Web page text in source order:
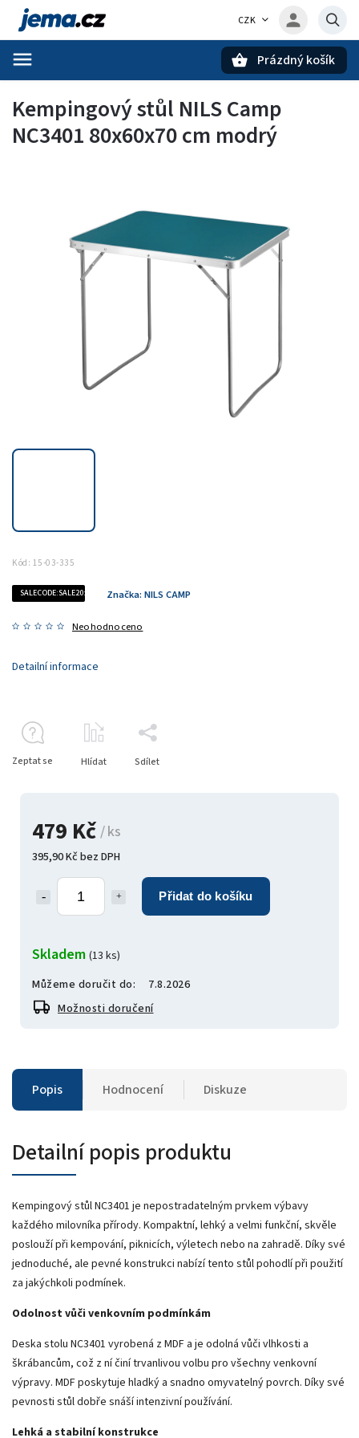
CZK
Prázdný košík
Kempingový stůl NILS Camp
NC3401 80x60x70 cm modrý
Kód: 15-03-335
SALECODE:SALE20:20:%
Neohodnoceno
Značka: NILS CAMP
479 Kč / ks
395,90 Kč bez DPH
Přidat do košíku
Skladem (13 ks)
Můžeme doručit do:
7.8.2026
Možnosti doručení
Detailní informace
Zeptat se Hlídat Sdílet
Popis Hodnocení Diskuze
Detailní popis produktu
Kempingový stůl NC3401 je nepostradatelným prvkem výbavy
každého milovníka přírody. Kompaktní, lehký a velmi funkční, skvěle
poslouží při kempování, piknicích, výletech nebo na zahradě. Díky své
jednoduché, ale pevné konstrukci nabízí tento stůl pohodlí při použití
za jakýchkoli podmínek.
Odolnost vůči venkovním podmínkám
Deska stolu NC3401 vyrobená z MDF a je odolná vůči vlhkosti a
škrábancům, což z ní činí trvanlivou volbu pro všechny venkovní
výpravy. MDF poskytuje hladký a snadno omyvatelný povrch. Díky své
pevnosti stůl dobře snáší intenzivní používání.
Lehká a stabilní konstrukce